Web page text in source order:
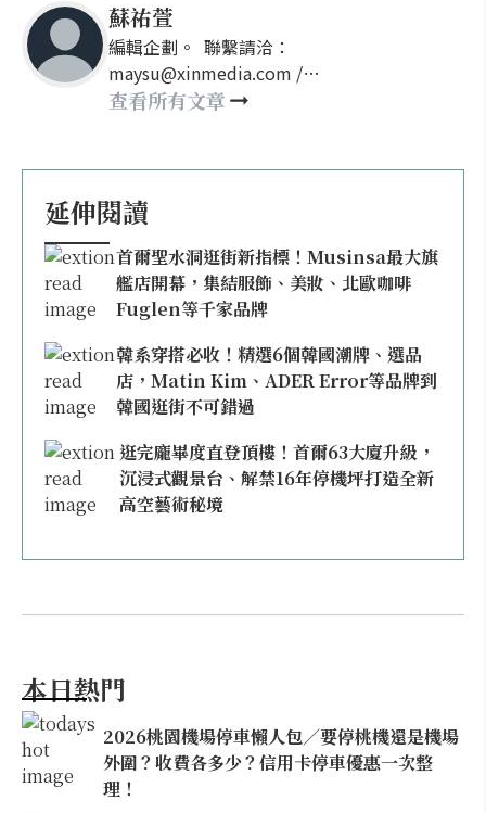
蘇祐萱
編輯企劃。 聯繫請洽：
maysu@xinmedia.com /
may860527@gmail.com
查看所有文章
延伸閱讀
首爾聖水洞逛街新指標！Musinsa最大旗
艦店開幕，集結服飾、美妝、北歐咖啡
Fuglen等千家品牌
韓系穿搭必收！精選6個韓國潮牌、選品
店，Matin Kim、ADER Error等品牌到
韓國逛街不可錯過
逛完龐畢度直登頂樓！首爾63大廈升級，
沉浸式觀景台、解禁16年停機坪打造全新
高空藝術秘境
本日熱門
2026桃園機場停車懶人包／要停桃機還是機場
外圍？收費各多少？信用卡停車優惠一次整
理！